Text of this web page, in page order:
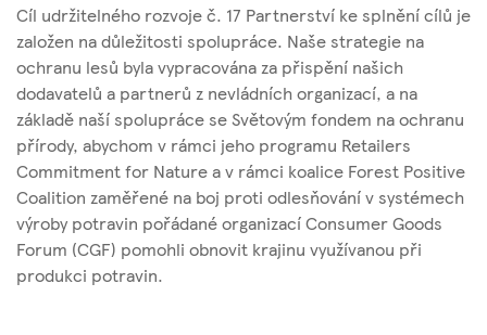
Cíl udržitelného rozvoje č. 17 Partnerství ke splnění cílů je
založen na důležitosti spolupráce. Naše strategie na
ochranu lesů byla vypracována za přispění našich
dodavatelů a partnerů z nevládních organizací, a na
základě naší spolupráce se Světovým fondem na ochranu
přírody, abychom v rámci jeho programu Retailers
Commitment for Nature a v rámci koalice Forest Positive
Coalition zaměřené na boj proti odlesňování v systémech
výroby potravin pořádané organizací Consumer Goods
Forum (CGF) pomohli obnovit krajinu využívanou při
produkci potravin.